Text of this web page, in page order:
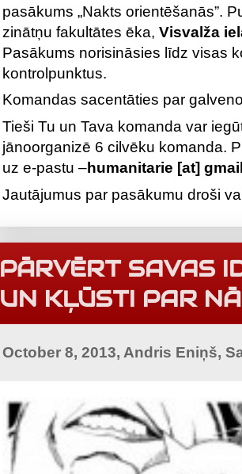
pasākums „Nakts orientēšanās”.
zinātņu fakultātes ēka, Visvalža
Pasākums norisināsies līdz visas
kontrolpunktus.
Komandas sacentāties par
Tieši Tu un Tava komanda var
jānoorganizē 6 cilvēku komanda.
uz e-pastu –humanitarie [at]
Jautājumus par pasākumu droši
PĀRVĒRT SAVAS
UN KĻŪSTI PAR
October 8, 2013, Andris Eniņš,